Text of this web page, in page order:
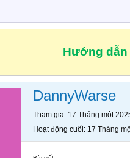
Hướng dẫn
DannyWarse
Tham gia 17 Tháng một
Hoạt động cuối 17 Tháng